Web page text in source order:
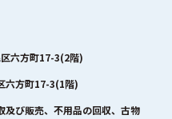
六方町17-3(2階)
六方町17-3(1階)
及び販売、不用品の回収、古物